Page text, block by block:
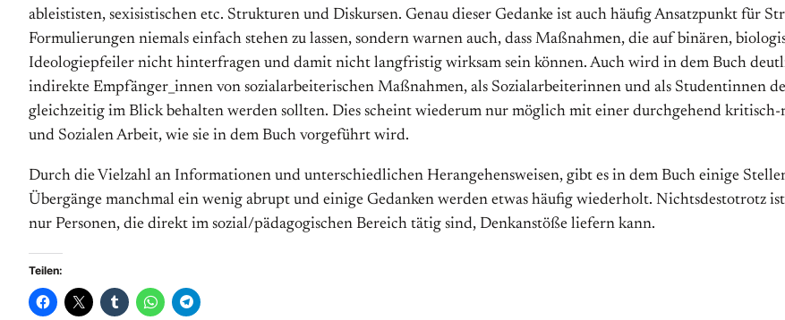
ableististen, sexisistischen etc. Strukturen und Diskursen. Genau dieser Gedanke ist auch häufig Ansatzpunkt für
Formulierungen niemals einfach stehen zu lassen, sondern warnen auch, dass Maßnahmen, die auf binären,
Ideologiepfeiler nicht hinterfragen und damit nicht langfristig wirksam sein können. Auch wird in dem Buch
indirekte Empfänger_innen von sozialarbeiterischen Maßnahmen, als Sozialarbeiterinnen und als Studentinnen
gleichzeitig im Blick behalten werden sollten. Dies scheint wiederum nur möglich mit einer durchgehend
und Sozialen Arbeit, wie sie in dem Buch vorgeführt wird.
Durch die Vielzahl an Informationen und unterschiedlichen Herangehensweisen, gibt es in dem Buch einige
Übergänge manchmal ein wenig abrupt und einige Gedanken werden etwas häufig wiederholt. Nichtsdestotrotz
nur Personen, die direkt im sozial/pädagogischen Bereich tätig sind, Denkanstöße liefern kann.
Teilen: